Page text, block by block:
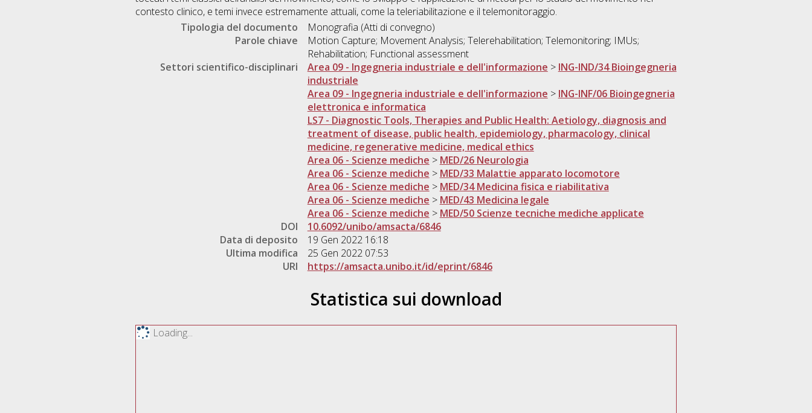
contesto clinico, e temi invece estremamente attuali, come la teleriabilitazione e il telemonitoraggio.
Tipologia del documento
Monografia (Atti di convegno)
Parole chiave
Motion Capture; Movement Analysis; Telerehabilitation; Telemonitoring; IMUs;
Rehabilitation; Functional assessment
Settori scientifico-disciplinari
Area 09 - Ingegneria industriale e dell'informazione > ING-IND/34 Bioingegneria
industriale
Area 09 - Ingegneria industriale e dell'informazione > ING-INF/06 Bioingegneria
elettronica e informatica
LS7 - Diagnostic Tools, Therapies and Public Health: Aetiology, diagnosis and
treatment of disease, public health, epidemiology, pharmacology, clinical
medicine, regenerative medicine, medical ethics
Area 06 - Scienze mediche > MED/26 Neurologia
Area 06 - Scienze mediche > MED/33 Malattie apparato locomotore
Area 06 - Scienze mediche > MED/34 Medicina fisica e riabilitativa
Area 06 - Scienze mediche > MED/43 Medicina legale
Area 06 - Scienze mediche > MED/50 Scienze tecniche mediche applicate
DOI
10.6092/unibo/amsacta/6846
Data di deposito
19 Gen 2022 16:18
Ultima modifica
25 Gen 2022 07:53
URI
https://amsacta.unibo.it/id/eprint/6846
Statistica sui download
Loading...